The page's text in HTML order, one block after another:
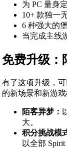
为 PC 量身
10+ 款独一
6 种强大的
当完成主线
免费升级：
有了这项升级，
的新场景和新游
陌客异梦：
大。
积分挑战模
以全部